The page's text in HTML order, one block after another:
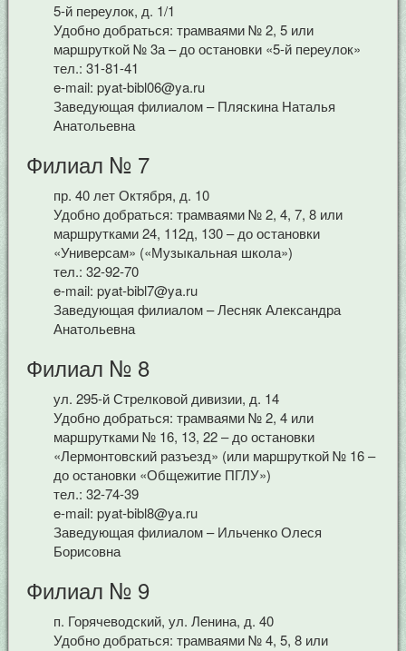
5-й переулок, д. 1/1
Удобно добраться: трамваями № 2, 5 или
маршруткой № 3а – до остановки «5-й переулок»
тел.: 31-81-41
e-mail: pyat-bibl06@ya.ru
Заведующая филиалом – Пляскина Наталья
Анатольевна
Филиал № 7
пр. 40 лет Октября, д. 10
Удобно добраться: трамваями № 2, 4, 7, 8 или
маршрутками 24, 112д, 130 – до остановки
«Универсам» («Музыкальная школа»)
тел.: 32-92-70
e-mail: pyat-bibl7@ya.ru
Заведующая филиалом – Лесняк Александра
Анатольевна
Филиал № 8
ул. 295-й Стрелковой дивизии, д. 14
Удобно добраться: трамваями № 2, 4 или
маршрутками № 16, 13, 22 – до остановки
«Лермонтовский разъезд» (или маршруткой № 16 –
до остановки «Общежитие ПГЛУ»)
тел.: 32-74-39
e-mail: pyat-bibl8@ya.ru
Заведующая филиалом – Ильченко Олеся
Борисовна
Филиал № 9
п. Горячеводский, ул. Ленина, д. 40
Удобно добраться: трамваями № 4, 5, 8 или